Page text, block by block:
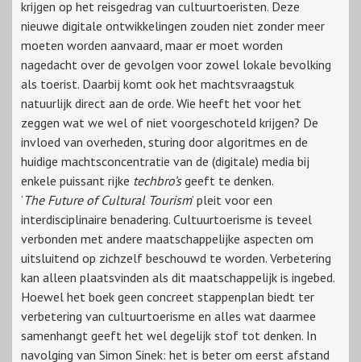
krijgen op het reisgedrag van cultuurtoeristen. Deze
nieuwe digitale ontwikkelingen zouden niet zonder meer
moeten worden aanvaard, maar er moet worden
nagedacht over de gevolgen voor zowel lokale bevolking
als toerist. Daarbij komt ook het machtsvraagstuk
natuurlijk direct aan de orde. Wie heeft het voor het
zeggen wat we wel of niet voorgeschoteld krijgen? De
invloed van overheden, sturing door algoritmes en de
huidige machtsconcentratie van de (digitale) media bij
enkele puissant rijke techbro’sgeeft te denken.
‘ The Future of Cultural Tourism’ pleit voor een
interdisciplinaire benadering. Cultuurtoerisme is teveel
verbonden met andere maatschappelijke aspecten om
uitsluitend op zichzelf beschouwd te worden. Verbetering
kan alleen plaatsvinden als dit maatschappelijk is ingebed.
Hoewel het boek geen concreet stappenplan biedt ter
verbetering van cultuurtoerisme en alles wat daarmee
samenhangt geeft het wel degelijk stof tot denken. In
navolging van Simon Sinek: het is beter om eerst afstand